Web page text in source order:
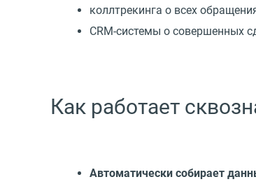
коллтрекинга о всех
CRM-системы о совершенных
Как работает
Автоматически собирает